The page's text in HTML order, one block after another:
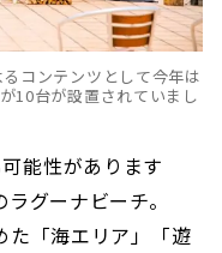
コンテンツとして今年は
10台が設置されていまし
能性があります
グーナビーチ。
た「海エリア」「遊